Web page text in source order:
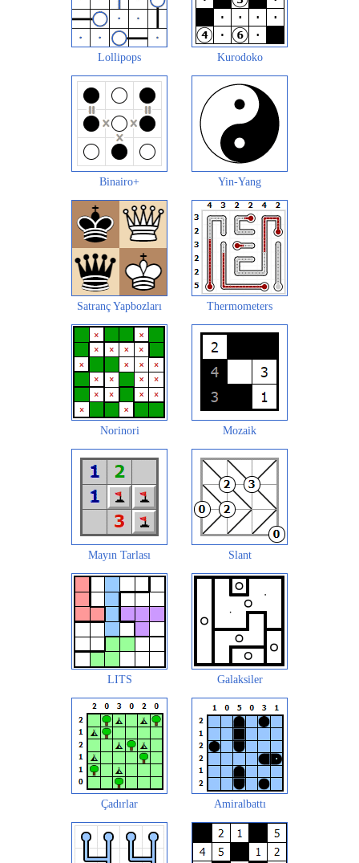
Lollipops Kurodoko
Binairo+ Yin-Yang
Satranç Yapbozları Thermometers
Norinori Mozaik
Mayın Tarlası Slant
LITS Galaksiler
Çadırlar Amiralbattı